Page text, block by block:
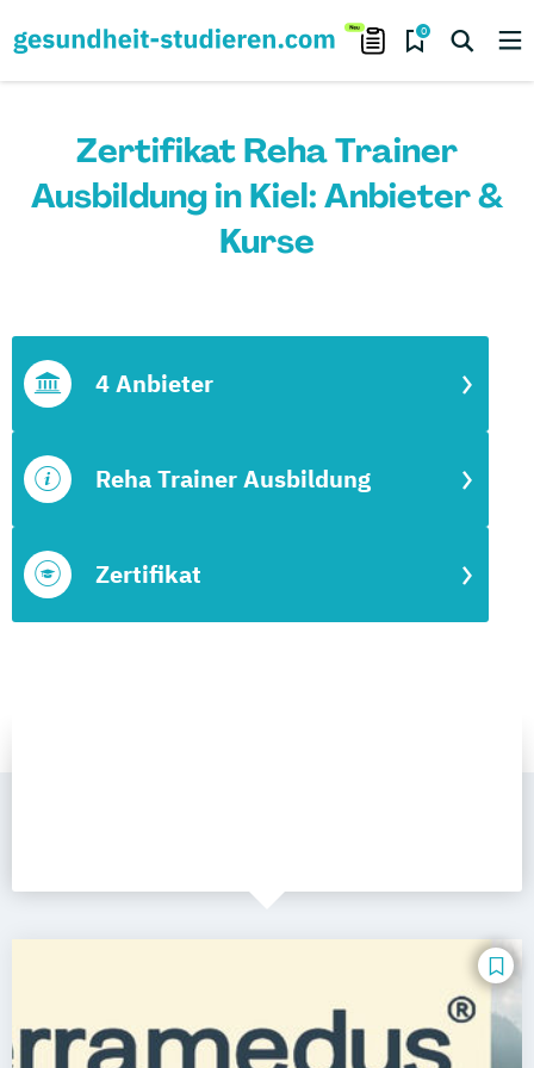
0
Zertifikat Reha Trainer
Ausbildung in Kiel: Anbieter &
Kurse
Zertifikat
Reha Trainer Ausbildung
4 Anbieter